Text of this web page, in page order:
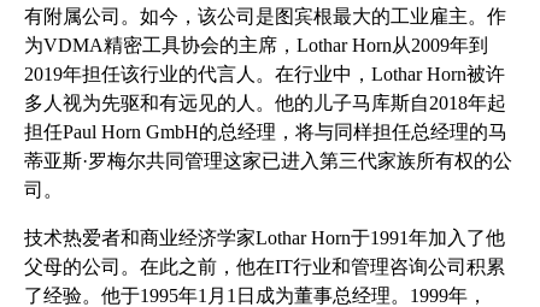
有附属公司。如今，该公司是图宾根最大的工业雇主。作
为VDMA精密工具协会的主席，Lothar Horn从2009年到
2019年担任该行业的代言人。在行业中，Lothar Horn被许
多人视为先驱和有远见的人。他的儿子马库斯自2018年起
担任Paul Horn GmbH的总经理，将与同样担任总经理的马
蒂亚斯·罗梅尔共同管理这家已进入第三代家族所有权的公
司。
技术热爱者和商业经济学家Lothar Horn于1991年加入了他
父母的公司。在此之前，他在IT行业和管理咨询公司积累
了经验。他于1995年1月1日成为董事总经理。1999年，